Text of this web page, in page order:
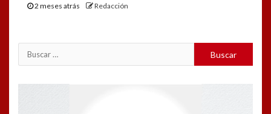
2 meses atrás Redacción
Buscar: